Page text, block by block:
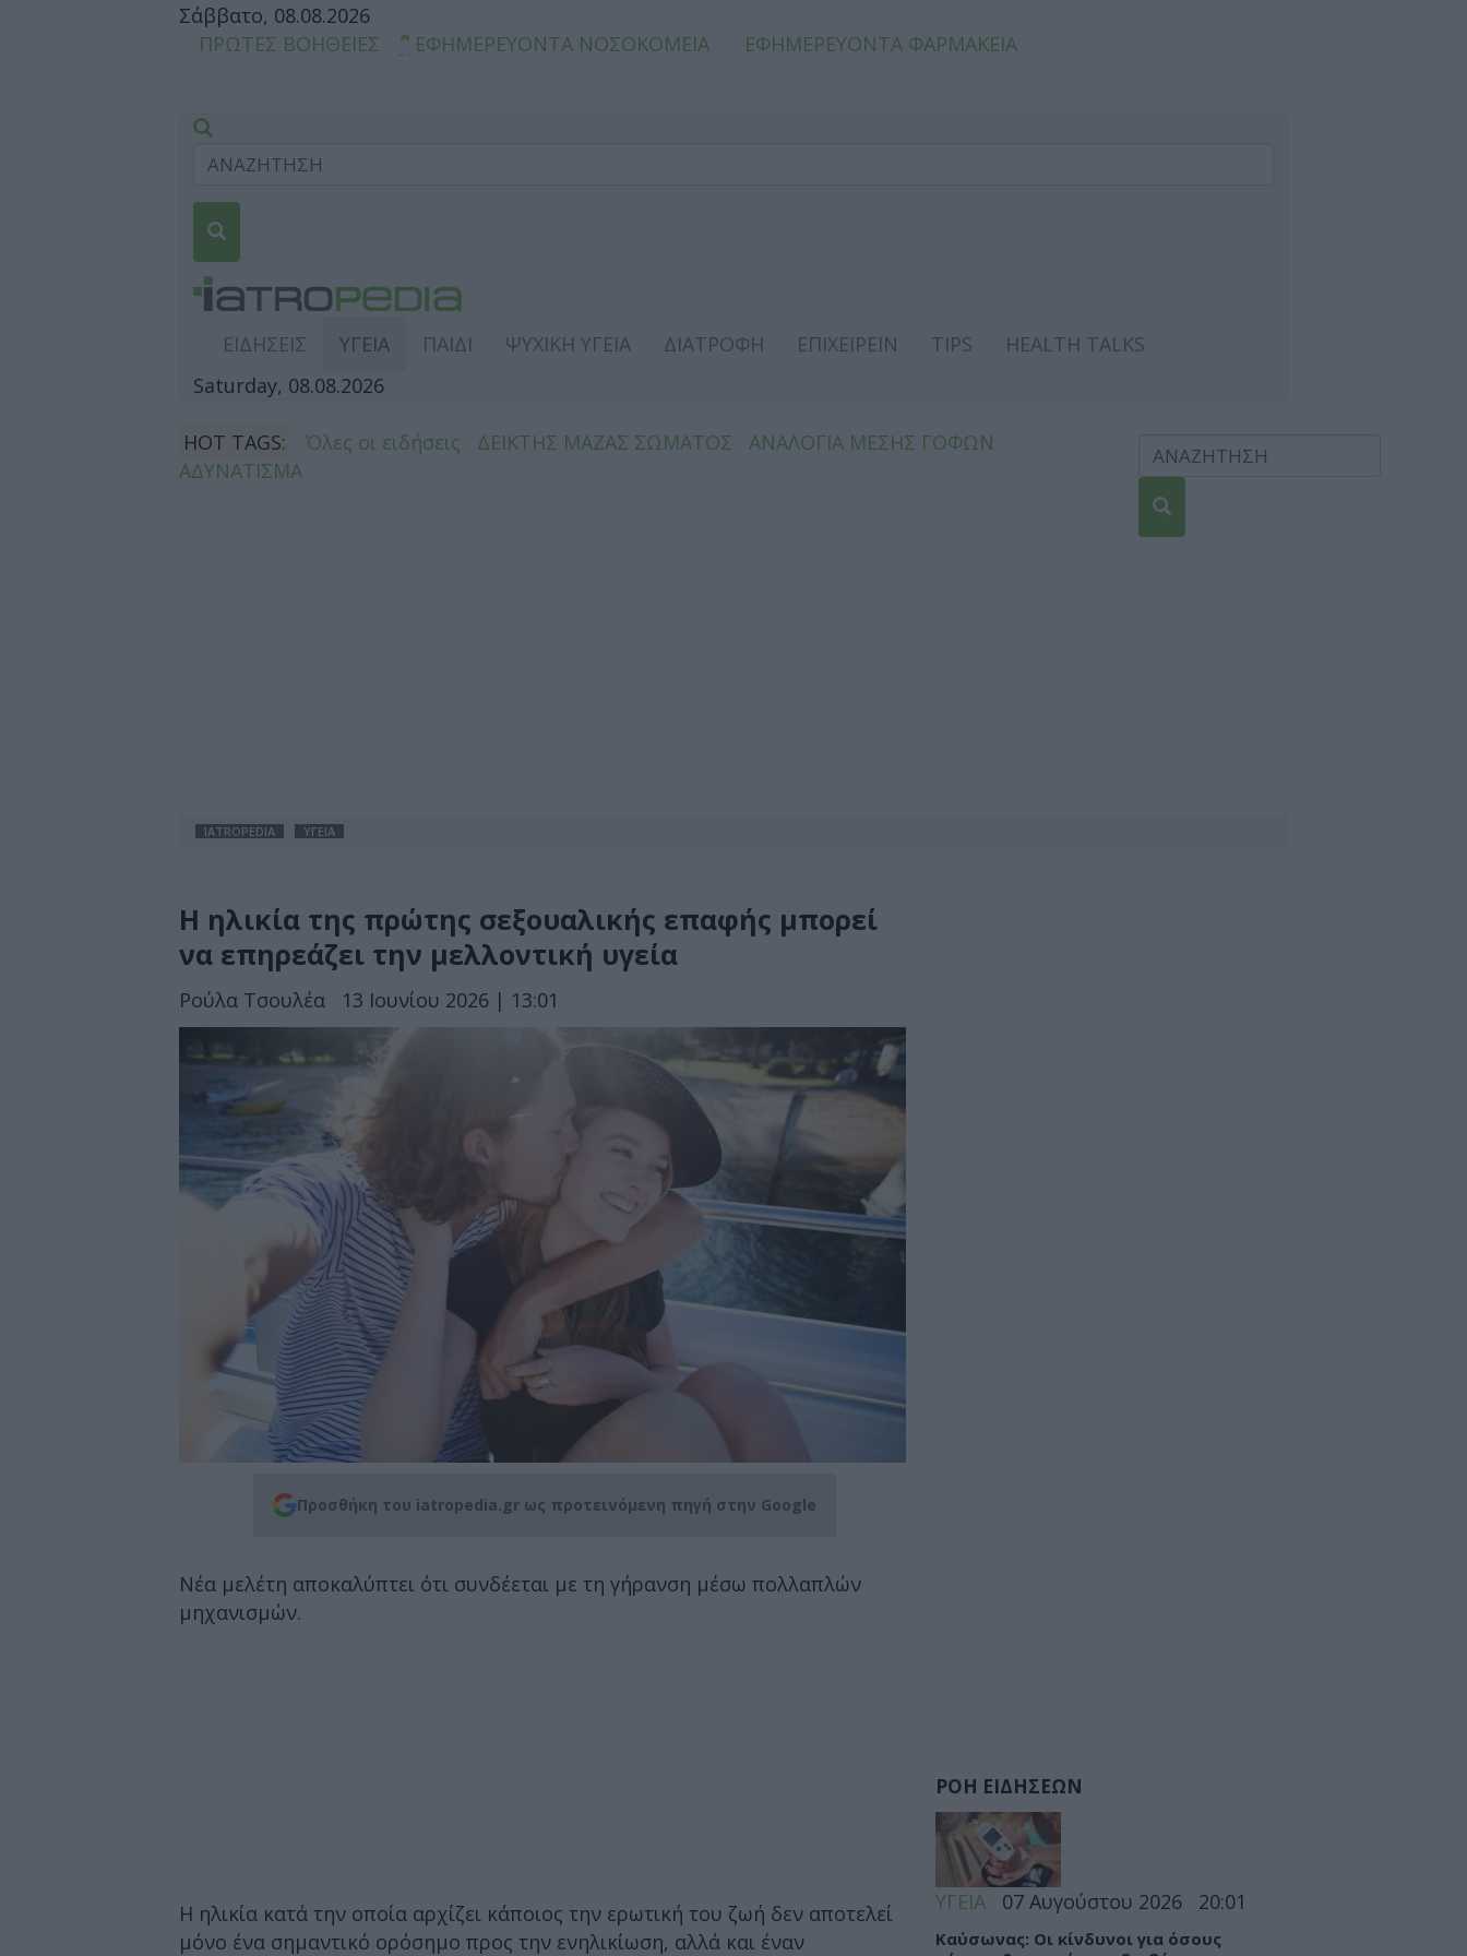
Σάββατο, 08.08.2026
ΠΡΩΤΕΣ ΒΟΗΘΕΙΕΣ
ΕΦΗΜΕΡΕΥΟΝΤΑ ΝΟΣΟΚΟΜΕΙΑ ΕΦΗΜΕΡΕΥΟΝΤΑ ΦΑΡΜΑΚΕΙΑ
ΕΙΔΗΣΕΙΣ ΥΓΕΙΑ ΠΑΙΔΙ ΨΥΧΙΚΗ ΥΓΕΙΑ ΔΙΑΤΡΟΦΗ ΕΠΙΧΕΙΡΕΙΝ TIPS
HEALTH TALKS
Saturday, 08.08.2026
HOT TAGS: Όλες οι ειδήσεις ΔΕΙΚΤΗΣ ΜΑΖΑΣ ΣΩΜΑΤΟΣ
ΑΝΑΛΟΓΙΑ ΜΕΣΗΣ ΓΟΦΩΝ
ΑΔΥΝΑΤΙΣΜΑ
IATROPEDIA ΥΓΕΙΑ
Η ηλικία της πρώτης σεξουαλικής επαφής μπορεί
να επηρεάζει την μελλοντική υγεία
Ρούλα Τσουλέα 13 Ιουνίου 2026 | 13:01
Προσθήκη του iatropedia.gr ως προτεινόμενη πηγή στην Google
Νέα μελέτη αποκαλύπτει ότι συνδέεται με τη γήρανση μέσω πολλαπλών
μηχανισμών.
Η ηλικία κατά την οποία αρχίζει κάποιος την ερωτική του ζωή δεν αποτελεί
μόνο ένα σημαντικό ορόσημο προς την ενηλικίωση, αλλά και έναν
ΡΟΗ ΕΙΔΗΣΕΩΝ
ΥΓΕΙΑ 07 Αυγούστου 2026 20:01
Καύσωνας: Οι κίνδυνοι για όσους